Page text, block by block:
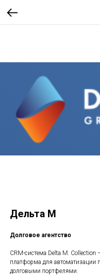
Дельта М
Долговое агентство
CRM-система Delta M.
платформа для автоматизации
долговыми портфелями.